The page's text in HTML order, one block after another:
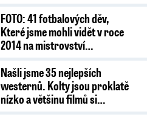
FOTO: 41 fotbalových děv,
Které jsme mohli vidět v roce
2014 na mistrovství…
Našli jsme 35 nejlepších
westernů. Kolty jsou proklatě
nízko a většinu filmů si…